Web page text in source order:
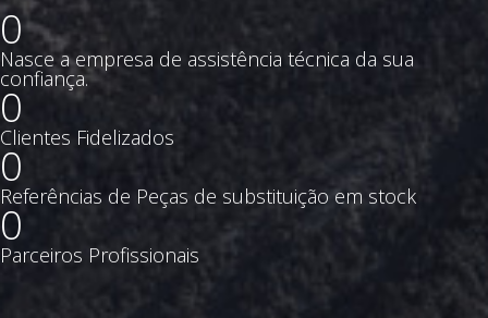
0
Nasce a empresa de assistência técnica da sua
confiança.
0
Clientes Fidelizados
0
Referências de Peças de substituição em stock
0
Parceiros Profissionais